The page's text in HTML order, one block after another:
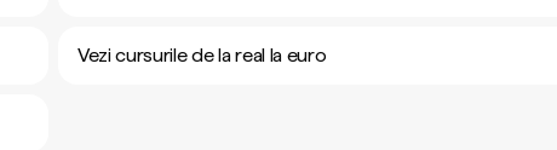
Vezi cursurile de la real la euro